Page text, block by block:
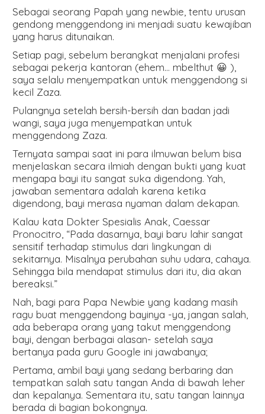
Sebagai seorang Papah yang newbie, tentu urusan
gendong menggendong ini menjadi suatu kewajiban
yang harus ditunaikan.
Setiap pagi, sebelum berangkat menjalani profesi
sebagai pekerja kantoran (ehem… mbelthut 😀 ),
saya selalu menyempatkan untuk menggendong si
kecil Zaza.
Pulangnya setelah bersih-bersih dan badan jadi
wangi, saya juga menyempatkan untuk
menggendong Zaza.
Ternyata sampai saat ini para ilmuwan belum bisa
menjelaskan secara ilmiah dengan bukti yang kuat
mengapa bayi itu sangat suka digendong. Yah,
jawaban sementara adalah karena ketika
digendong, bayi merasa nyaman dalam dekapan.
Kalau kata Dokter Spesialis Anak, Caessar
Pronocitro, “Pada dasarnya, bayi baru lahir sangat
sensitif terhadap stimulus dari lingkungan di
sekitarnya. Misalnya perubahan suhu udara, cahaya.
Sehingga bila mendapat stimulus dari itu, dia akan
bereaksi.”
Nah, bagi para Papa Newbie yang kadang masih
ragu buat menggendong bayinya -ya, jangan salah,
ada beberapa orang yang takut menggendong
bayi, dengan berbagai alasan- setelah saya
bertanya pada guru Google ini jawabanya;
Pertama, ambil bayi yang sedang berbaring dan
tempatkan salah satu tangan Anda di bawah leher
dan kepalanya. Sementara itu, satu tangan lainnya
berada di bagian bokongnya.